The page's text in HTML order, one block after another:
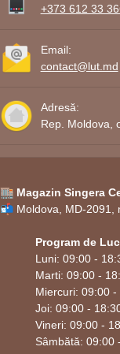
+373 612 33
Email:
contact@lut.md
Adresă:
Rep. Moldova,
🏬 Magazin Singera
📬 Moldova, MD-2091,
Program de
Luni: 09:00 -
Marti: 09:00 -
Miercuri: 09:00 -
Joi: 09:00 -
Vineri: 09:00 -
Sâmbătă: 09:00